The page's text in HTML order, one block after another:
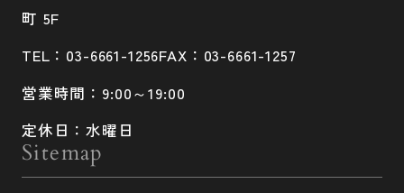
町 5F
TEL：03-6661-1256FAX：03-6661-1257
営業時間：9:00～19:00
定休日：水曜日
Sitemap